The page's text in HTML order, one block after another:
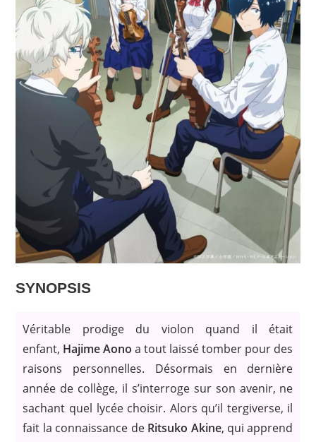
SYNOPSIS
Véritable prodige du violon quand il était
enfant, Hajime Aono a tout laissé tomber pour des
raisons personnelles. Désormais en dernière
année de collège, il s’interroge sur son avenir, ne
sachant quel lycée choisir. Alors qu’il tergiverse, il
fait la connaissance de Ritsuko Akine, qui apprend